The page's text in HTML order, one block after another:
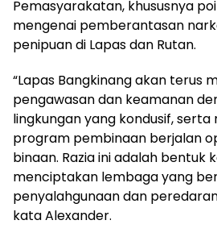
Pemasyarakatan, khususnya
mengenai pemberantasan
penipuan di Lapas dan Rutan.
“Lapas Bangkinang akan terus
pengawasan dan keamanan
lingkungan yang kondusif,
program pembinaan berjalan
binaan. Razia ini adalah bentuk
menciptakan lembaga yang
penyalahgunaan dan
kata Alexander.